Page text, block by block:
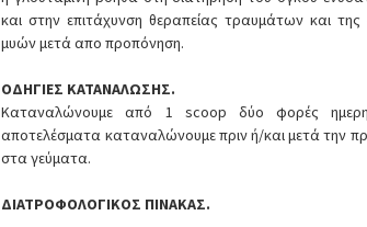
και στην επιτάχυνση θεραπείας τραυμάτων και
μυών μετά απο προπόνηση.
ΟΔΗΓΙΕΣ ΚΑΤΑΝΑΛΩΣΗΣ.
Καταναλώνουμε από 1 scoop δύο φορές
αποτελέσματα καταναλώνουμε πριν ή/και μετά την
στα γεύματα.
ΔΙΑΤΡΟΦΟΛΟΓΙΚΟΣ ΠΙΝΑΚΑΣ.